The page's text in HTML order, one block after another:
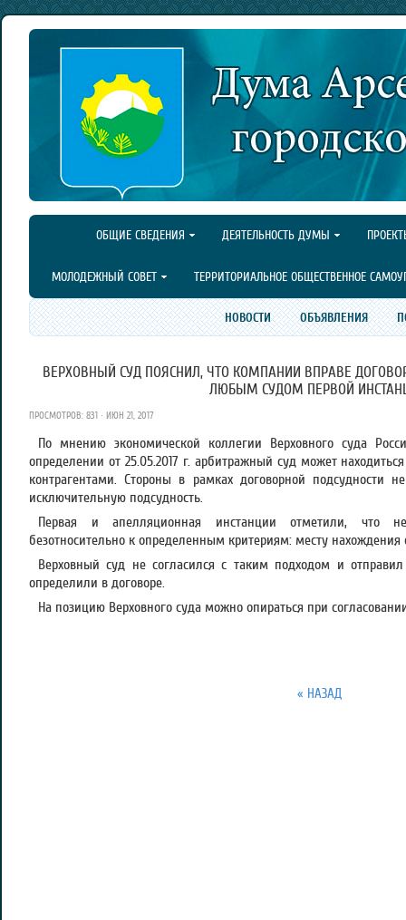
ОБЩИЕ СВЕДЕНИЯ ДЕЯТЕЛЬНОСТЬ ДУМЫ
МОЛОДЕЖНЫЙ СОВЕТ ТЕРРИТОРИАЛЬНОЕ ОБЩЕСТВЕННОЕ
НОВОСТИ ОБЪЯВЛЕНИЯ
ВЕРХОВНЫЙ СУД ПОЯСНИЛ, ЧТО КОМПАНИИ ВПРАВЕ
ЛЮБЫМ СУДОМ ПЕРВОЙ
ПРОСМОТРОВ: 831 · ИЮН 21, 2017
По мнению экономической коллегии Верховного суда
определении от 25.05.2017 г. арбитражный суд может
контрагентами. Стороны в рамках договорной подсудности
исключительную подсудность.
Первая и апелляционная инстанции отметили, что
безотносительно к определенным критериям: месту нахождения
Верховный суд не согласился с таким подходом и
определили в договоре.
На позицию Верховного суда можно опираться при
« НАЗАД